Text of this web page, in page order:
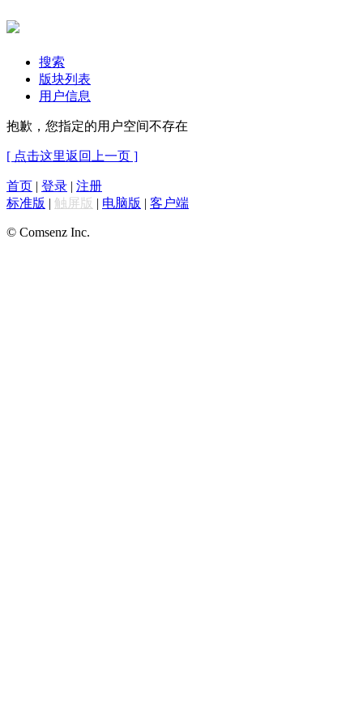
搜索
版块列表
用户信息
抱歉，您指定的用户空间不存在
[ 点击这里返回上一页 ]
首页 | 登录 | 注册
标准版 | 触屏版 | 电脑版 | 客户端
© Comsenz Inc.